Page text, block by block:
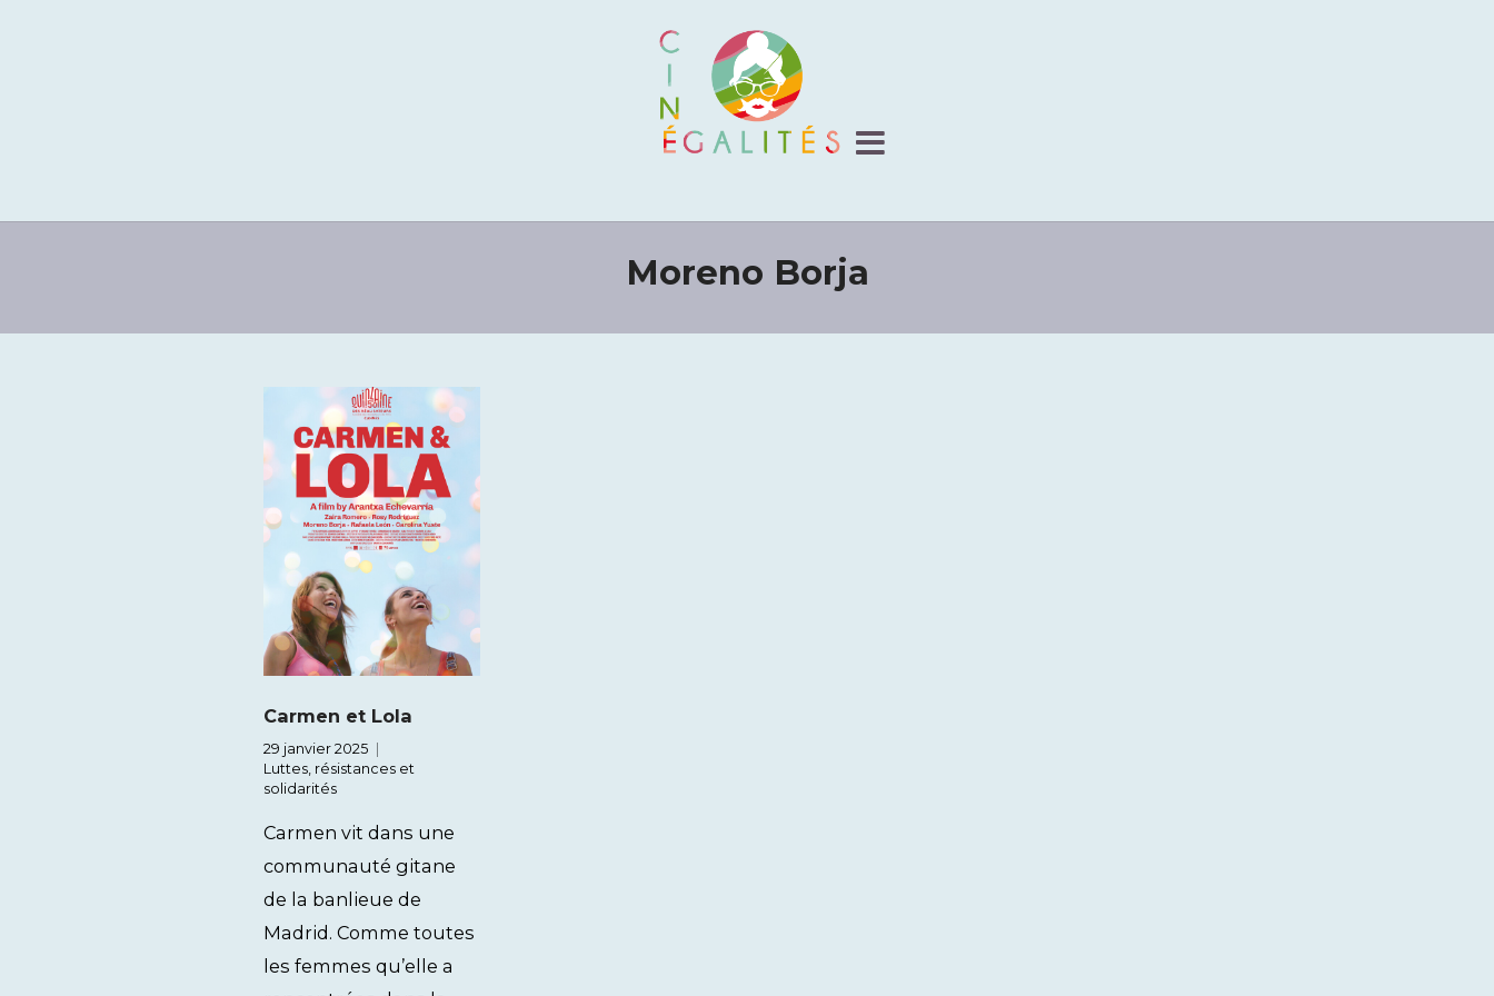
Moreno Borja
Carmen et Lola
29 janvier 2025
Luttes, résistances et
solidarités
Carmen vit dans une
communauté gitane
de la banlieue de
Madrid. Comme toutes
les femmes qu’elle a